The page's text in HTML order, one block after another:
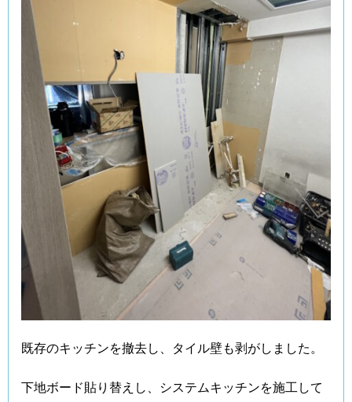
既存のキッチンを撤去し、タイル壁も剥がしました。
下地ボード貼り替えし、システムキッチンを施工して